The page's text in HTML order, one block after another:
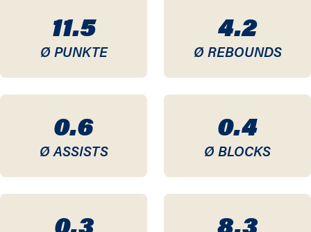
11.5
Ø PUNKTE
4.2
Ø REBOUNDS
0.6
Ø ASSISTS
0.4
Ø BLOCKS
0.3 8.3